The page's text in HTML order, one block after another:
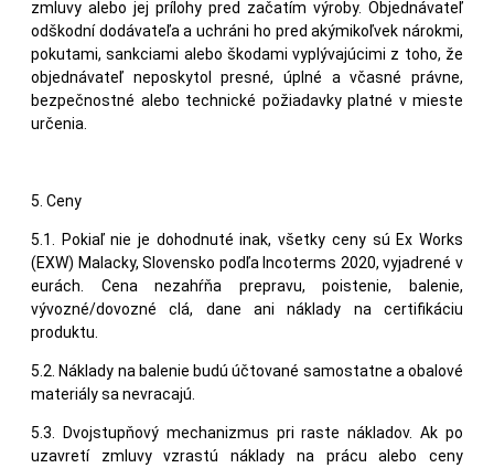
zmluvy alebo jej prílohy pred začatím výroby. Objednávateľ
odškodní dodávateľa a uchráni ho pred akýmikoľvek nárokmi,
pokutami, sankciami alebo škodami vyplývajúcimi z toho, že
objednávateľ neposkytol presné, úplné a včasné právne,
bezpečnostné alebo technické požiadavky platné v mieste
určenia.
5. Ceny
5.1. Pokiaľ nie je dohodnuté inak, všetky ceny sú Ex Works
(EXW) Malacky, Slovensko podľa Incoterms 2020, vyjadrené v
eurách. Cena nezahŕňa prepravu, poistenie, balenie,
vývozné/dovozné clá, dane ani náklady na certifikáciu
produktu.
5.2. Náklady na balenie budú účtované samostatne a obalové
materiály sa nevracajú.
5.3. Dvojstupňový mechanizmus pri raste nákladov. Ak po
uzavretí zmluvy vzrastú náklady na prácu alebo ceny